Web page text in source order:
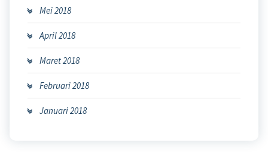
Mei 2018
April 2018
Maret 2018
Februari 2018
Januari 2018